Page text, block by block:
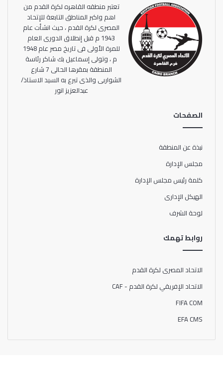
تعتبر منطقه القاهره لكرة القدم من
اهم واكبر المناطق التابعة للإتحاد
المصرى لكرة القدم ، حيث انشأت عام
1943 م قبل إنطلاق الدورى العام
للمرة الأولى فى تاريخ مصر عام 1948
م ، وتولى إسماعيل بك شاكر رئاسة
المنطقة بمقرها الحالى 7 شارع
الشواربى والذى تبرع به السيد الاستاذ/
عبدالعزيز انور
الصفحات
نبذة عن المنطقة
مجلس الإدارة
كلمة رئيس مجلس الإدارة
الهيكل الإدارى
لوحة الشرف
روابط تهمك
الاتحاد المصرى لكرة القدم
الاتحاد الإفريقي لكرة القدم - CAF
FIFA COM
EFA CMS